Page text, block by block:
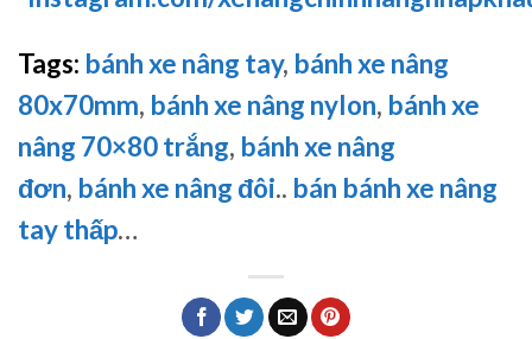
Tags: bánh xe nâng tay, bánh xe nâng
80x70mm, bánh xe nâng nylon, bánh xe
nâng 70×80 trắng, bánh xe nâng
đơn, bánh xe nâng đôi.. bán bánh xe nâng
tay thấp…